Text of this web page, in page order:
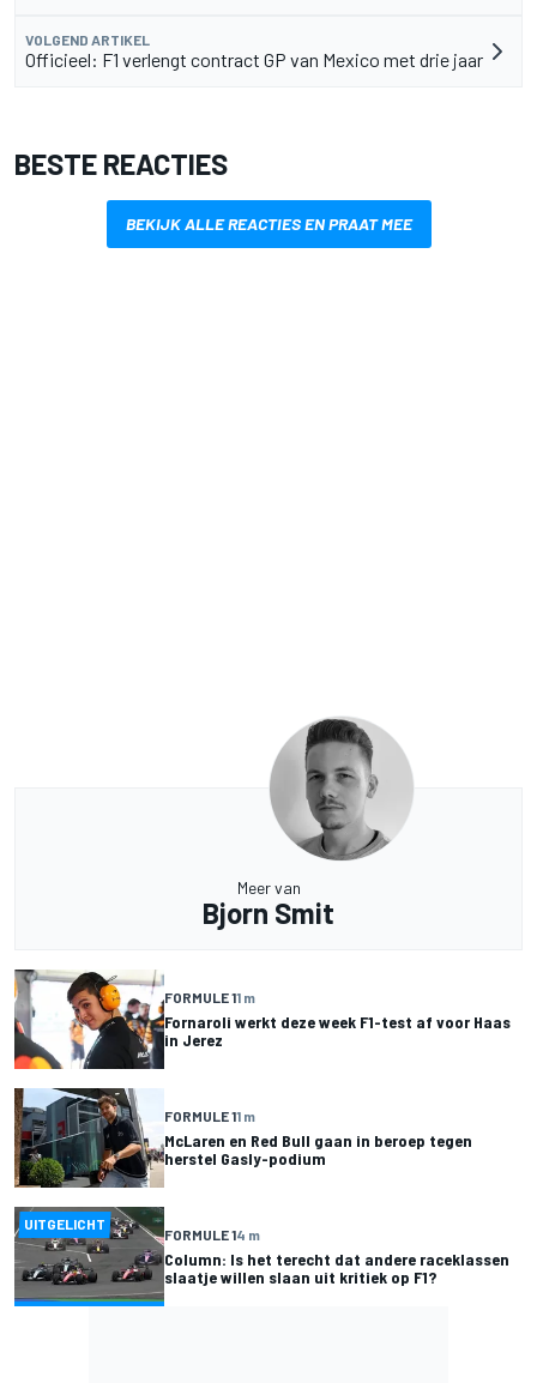
VOLGEND ARTIKEL
Officieel: F1 verlengt contract GP van Mexico met drie jaar
BESTE REACTIES
BEKIJK ALLE REACTIES EN PRAAT MEE
Meer van
Bjorn Smit
FORMULE 11 m
Fornaroli werkt deze week F1-test af voor Haas
in Jerez
FORMULE 11 m
McLaren en Red Bull gaan in beroep tegen
herstel Gasly-podium
UITGELICHT
FORMULE 14 m
Column: Is het terecht dat andere raceklassen
slaatje willen slaan uit kritiek op F1?